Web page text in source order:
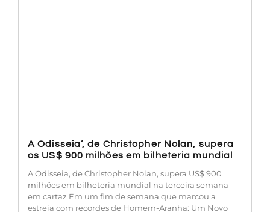
A Odisseia’, de Christopher Nolan, supera
os US$ 900 milhões em bilheteria mundial
A Odisseia, de Christopher Nolan, supera US$ 900
milhões em bilheteria mundial na terceira semana
em cartaz Em um fim de semana que marcou a
estreia com recordes de Homem-Aranha: Um Novo